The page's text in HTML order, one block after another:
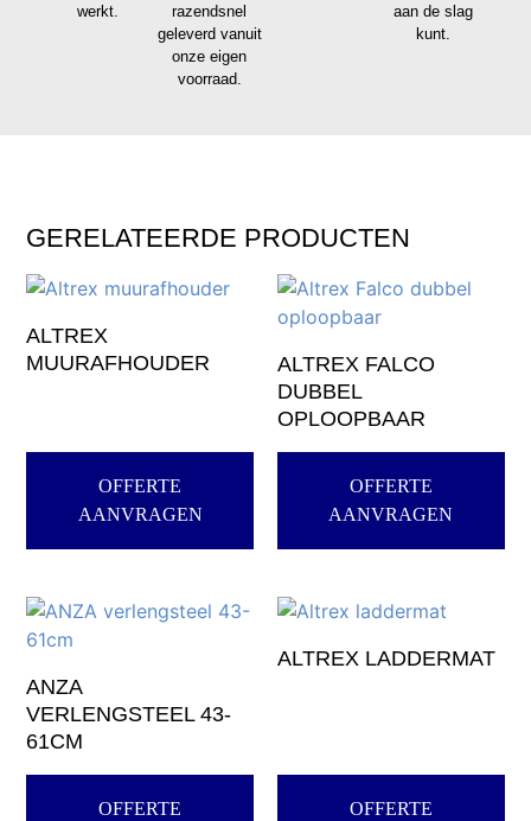
werkt.
razendsnel
geleverd vanuit
onze eigen
voorraad.
aan de slag
kunt.
GERELATEERDE PRODUCTEN
ALTREX
MUURAFHOUDER
OFFERTE
AANVRAGEN
ALTREX FALCO
DUBBEL
OPLOOPBAAR
OFFERTE
AANVRAGEN
ANZA
VERLENGSTEEL 43-
61CM
OFFERTE
ALTREX LADDERMAT
OFFERTE